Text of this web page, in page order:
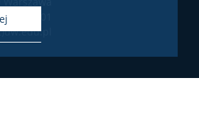
55 44 601